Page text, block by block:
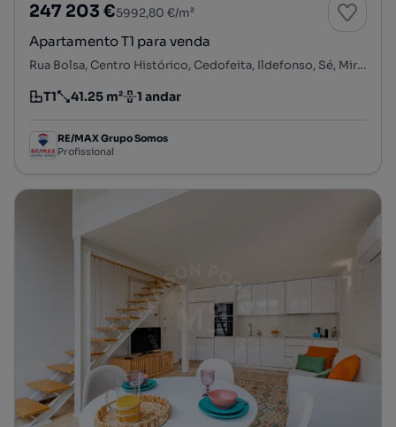
247 203 €5992,80 €/m²
Apartamento T1 para venda
Rua Bolsa, Centro Histórico, Cedofeita, Ildefonso, Sé, Miragaia, Nicolau, Vitória, Porto, Porto
Tipologia
T1
Preço por metro quadrado
41.25 m²
Andar 1 andar
RE/MAX Grupo Somos
Profissional